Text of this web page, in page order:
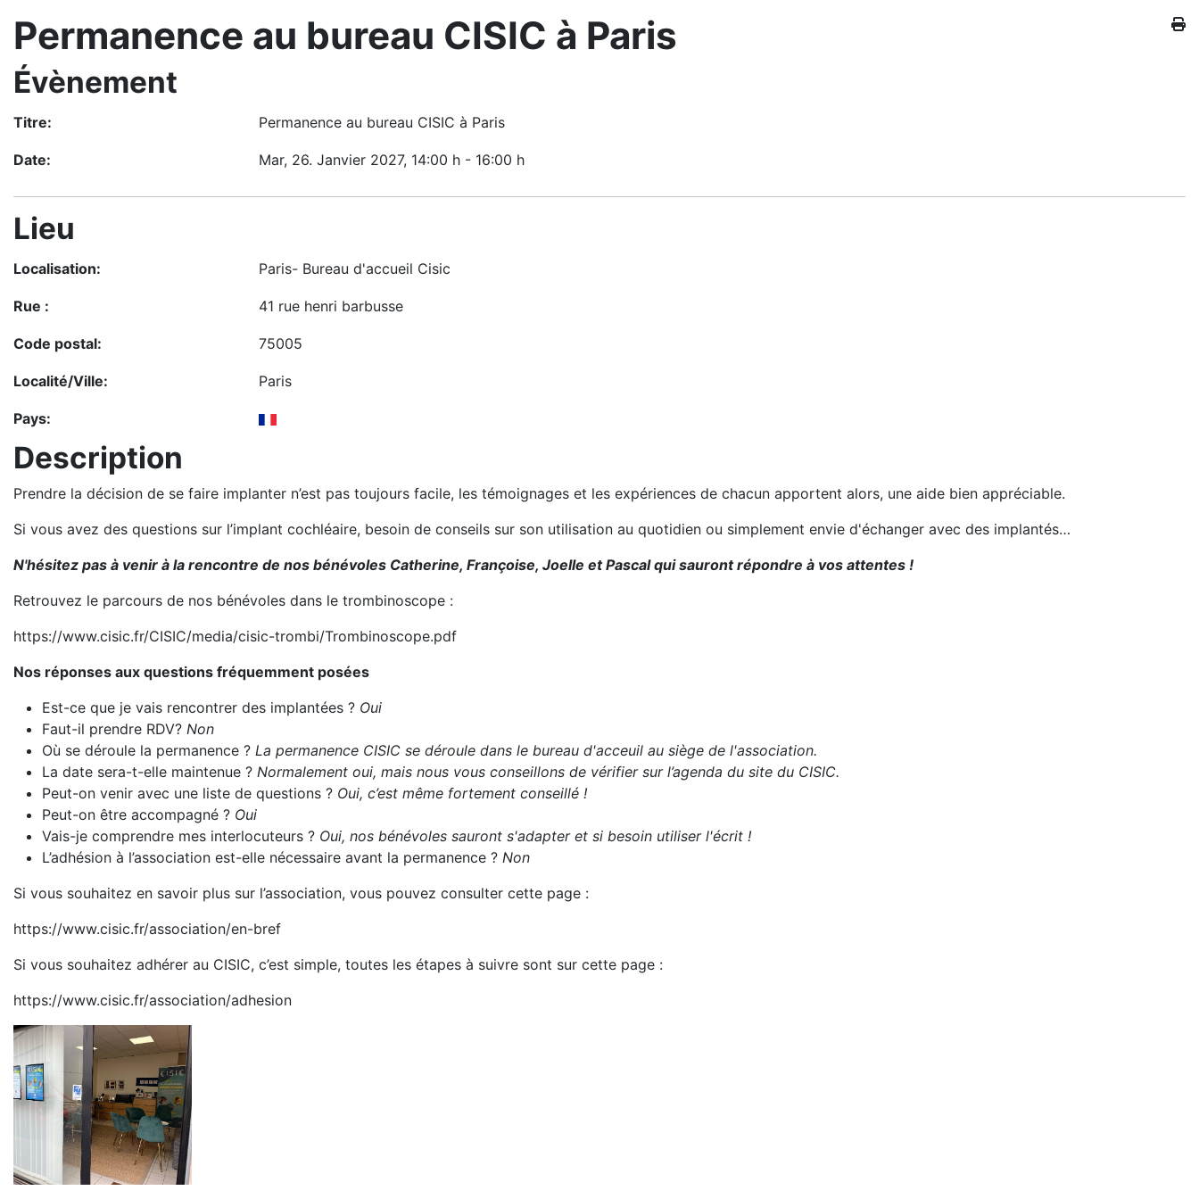
Permanence au bureau CISIC à Paris
Évènement
Titre: Permanence au bureau CISIC à Paris
Date: Mar, 26. Janvier 2027, 14:00 h - 16:00 h
Lieu
Localisation: Paris- Bureau d'accueil Cisic
Rue : 41 rue henri barbusse
Code postal: 75005
Localité/Ville: Paris
Pays:
Description
Prendre la décision de se faire implanter n’est pas toujours facile, les témoignages et les expériences de chacun apportent alors, une aide bien appréciable.
Si vous avez des questions sur l’implant cochléaire, besoin de conseils sur son utilisation au quotidien ou simplement envie d'échanger avec des implantés…
N'hésitez pas à venir à la rencontre de nos bénévoles Catherine, Françoise, Joelle et Pascal qui sauront répondre à vos attentes !
Retrouvez le parcours de nos bénévoles dans le trombinoscope :
https://www.cisic.fr/CISIC/media/cisic-trombi/Trombinoscope.pdf
Nos réponses aux questions fréquemment posées
Est-ce que je vais rencontrer des implantées ? Oui
Faut-il prendre RDV? Non
Où se déroule la permanence ? La permanence CISIC se déroule dans le bureau d'acceuil au siège de l'association.
La date sera-t-elle maintenue ? Normalement oui, mais nous vous conseillons de vérifier sur l’agenda du site du CISIC.
Peut-on venir avec une liste de questions ? Oui, c’est même fortement conseillé !
Peut-on être accompagné ? Oui
Vais-je comprendre mes interlocuteurs ? Oui, nos bénévoles sauront s'adapter et si besoin utiliser l'écrit !
L’adhésion à l’association est-elle nécessaire avant la permanence ? Non
Si vous souhaitez en savoir plus sur l’association, vous pouvez consulter cette page :
https://www.cisic.fr/association/en-bref
Si vous souhaitez adhérer au CISIC, c’est simple, toutes les étapes à suivre sont sur cette page :
https://www.cisic.fr/association/adhesion